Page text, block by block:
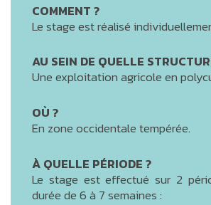
COMMENT ?
Le stage est réalisé
AU SEIN DE QUELLE
Une exploitation agricole en
OÙ ?
En zone occidentale tempérée.
À QUELLE PÉRIODE ?
Le stage est effectué sur 2
durée de 6 à 7 semaines :